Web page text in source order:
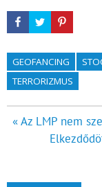
GEOFANCING
TERRORIZMUS
Bejegyzés
navigáció
« Az LMP nem